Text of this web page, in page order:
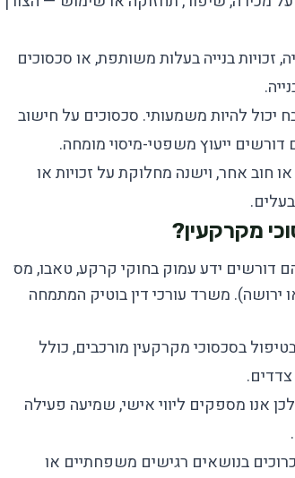
זכויות בנייה בעלות משותפת, או סכסוכים
להיות משמעותי. סכסוכים על חישוב
ייעוץ משפטי-מיסוי מומחה.
אחר, וישנה מחלוקת על זכויות או
מקרקעין?
דורשים ידע עמוק בחוקי קרקע, טאבו, מס
ירושה). משרד עורכי דין בוטיק המתמחה
בסכסוכי מקרקעין מורכבים, כולל
אנו מספקים ליווי אישי, שמיעה פעילה
בנושאים רגישים משפחתיים או